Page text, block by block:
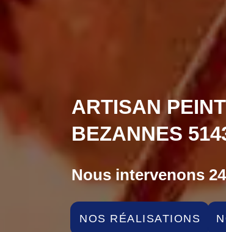
ARTISAN
BEZANNES
Nous intervenons
NOS RÉALISATIONS